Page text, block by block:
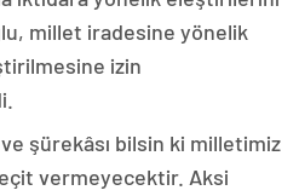
millet iradesine yönelik
izin
şürekâsı bilsin ki milletimiz
vermeyecektir. Aksi